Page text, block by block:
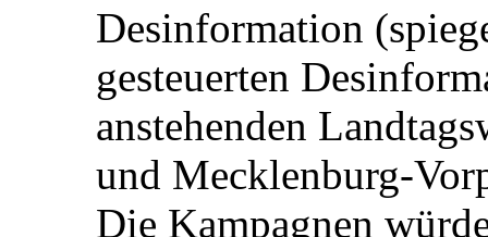
Desinformation
gesteuerten
anstehenden
und Mecklenburg-
Die Kampagnen